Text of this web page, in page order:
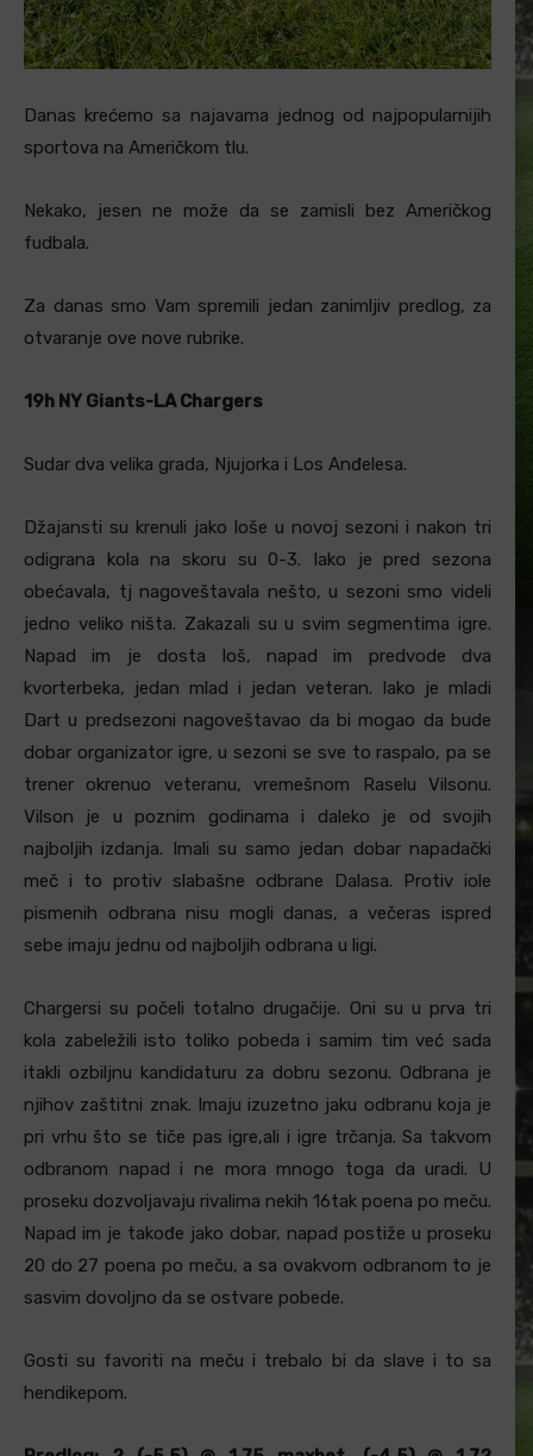
Danas krećemo sa najavama jednog od najpopularnijih
sportova na Američkom tlu.
Nekako, jesen ne može da se zamisli bez Američkog
fudbala.
Za danas smo Vam spremili jedan zanimljiv predlog, za
otvaranje ove nove rubrike.
19h NY Giants-LA Chargers
Sudar dva velika grada, Njujorka i Los Anđelesa.
Džajansti su krenuli jako loše u novoj sezoni i nakon tri
odigrana kola na skoru su 0-3. Iako je pred sezona
obećavala, tj nagoveštavala nešto, u sezoni smo videli
jedno veliko ništa. Zakazali su u svim segmentima igre.
Napad im je dosta loš, napad im predvode dva
kvorterbeka, jedan mlad i jedan veteran. Iako je mladi
Dart u predsezoni nagoveštavao da bi mogao da bude
dobar organizator igre, u sezoni se sve to raspalo, pa se
trener okrenuo veteranu, vremešnom Raselu Vilsonu.
Vilson je u poznim godinama i daleko je od svojih
najboljih izdanja. Imali su samo jedan dobar napadački
meč i to protiv slabašne odbrane Dalasa. Protiv iole
pismenih odbrana nisu mogli danas, a večeras ispred
sebe imaju jednu od najboljih odbrana u ligi.
Chargersi su počeli totalno drugačije. Oni su u prva tri
kola zabeležili isto toliko pobeda i samim tim već sada
itakli ozbiljnu kandidaturu za dobru sezonu. Odbrana je
njihov zaštitni znak. Imaju izuzetno jaku odbranu koja je
pri vrhu što se tiče pas igre,ali i igre trčanja. Sa takvom
odbranom napad i ne mora mnogo toga da uradi. U
proseku dozvoljavaju rivalima nekih 16tak poena po meču.
Napad im je takođe jako dobar, napad postiže u proseku
20 do 27 poena po meču, a sa ovakvom odbranom to je
sasvim dovoljno da se ostvare pobede.
Gosti su favoriti na meču i trebalo bi da slave i to sa
hendikepom.